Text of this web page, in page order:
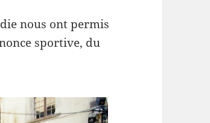
nous ont permis
sportive, du